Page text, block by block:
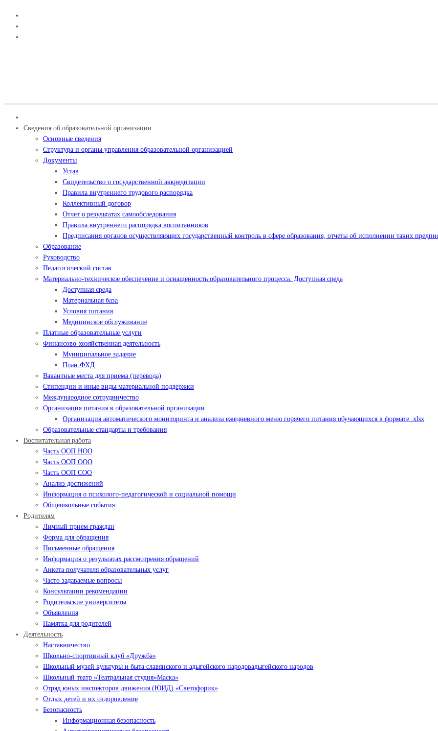
Сведения об образовательной организации
Основные сведения
Структура и органы управления образовательной организацией
Документы
Устав
Свидетельство о государственной аккредитации
Правила внутреннего трудового распорядка
Коллективный договор
Отчет о результатах самообследования
Правила внутреннего распорядка воспитанников
Предписания органов осуществляющих государственный контроль в сфере образования, отчеты об исполнении таких
Образование
Руководство
Педагогический состав
Материально-техническое обеспечение и оснащённость образовательного процесса. Доступная среда
Доступная среда
Материальная база
Условия питания
Медицинское обслуживание
Платные образовательные услуги
Финансово-хозяйственная деятельность
Муниципальное задание
План ФХД
Вакантные места для приема (перевода)
Стипендии и иные виды материальной поддержки
Международное сотрудничество
Организация питания в образовательной организации
Организация автоматического мониторинга и анализа ежедневного меню горячего питания обучающихся в формате .xlsx
Образовательные стандарты и требования
Воспитательная работа
Часть ООП НОО
Часть ООП ООО
Часть ООП СОО
Анализ достижений
Информация о психолого-педагогической и социальной помощи
Общешкольные события
Родителям
Личный прием граждан
Форма для обращения
Письменные обращения
Информация о результатах рассмотрения обращений
Анкета получателя образовательных услуг
Часто задаваемые вопросы
Консультации рекомендации
Родительские университеты
Объявления
Памятка для родителей
Деятельность
Наставничество
Школьно-спортивный клуб «Дружба»
Школьный музей культуры и быта славянского и адыгейского народовадыгейского народов
Школьный театр «Театральная студия»Маска»
Отряд юных инспекторов движения (ЮИД) «Светофорик»
Отдых детей и их оздоровление
Безопасность
Информационная безопасность